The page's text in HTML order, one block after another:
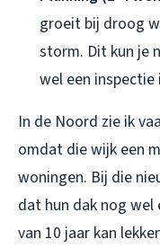
groeit bij droog
storm. Dit kun je
wel een inspectie
In de Noord zie ik
omdat die wijk een
woningen. Bij die
dat hun dak nog wel
van 10 jaar kan